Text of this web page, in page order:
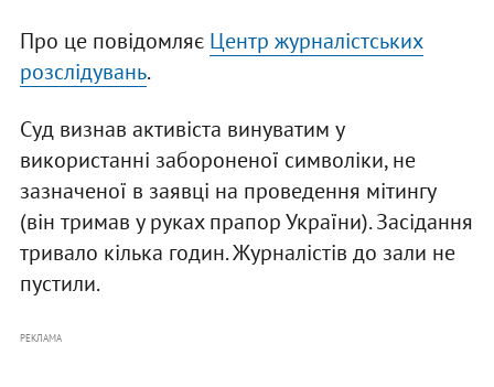
Про це повідомляє Центр журналістських
розслідувань.
Суд визнав активіста винуватим у
використанні забороненої символіки, не
зазначеної в заявці на проведення мітингу
(він тримав у руках прапор України). Засідання
тривало кілька годин. Журналістів до зали не
пустили.
РЕКЛАМА